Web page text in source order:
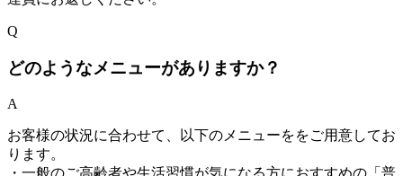
Q
どのようなメニューがありますか？
A
お客様の状況に合わせて、以下のメニューををご用意してお
ります。